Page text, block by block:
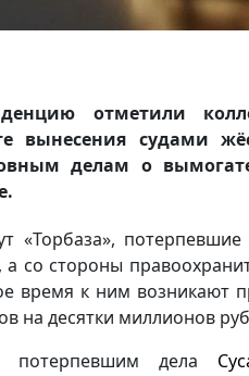
отметили
вынесения судами
делам о
«Торбаза», потерпевшие
со стороны
время к ним возникают
на десятки миллионов
потерпевшим дела